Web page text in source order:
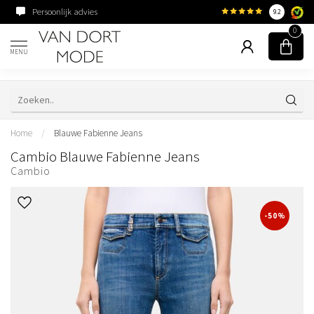
Persoonlijk advies Familiebedrijf sinds
9.2
MENU
0
Home / Blauwe Fabienne Jeans
Cambio Blauwe Fabienne Jeans
Cambio
-50%